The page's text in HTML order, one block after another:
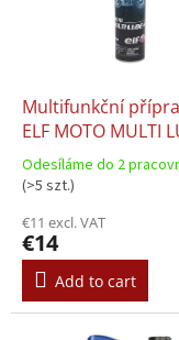
Multifunkční
ELF MOTO MULTI
(0,4l)
Odesíláme do 2
(>5 szt.)
€11 excl. VAT
€14
Add to cart